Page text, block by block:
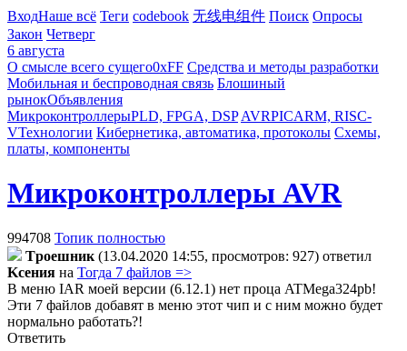
ВходНаше всё Теги codebook 无线电组件 Поиск Опросы
Закон Четверг
6 августа
О смысле всего сущего0xFF Средства и методы разработки
Мобильная и беспроводная связь Блошиный
рынокОбъявления
МикроконтроллерыPLD, FPGA, DSP AVRPICARM, RISC-
VТехнологии Кибернетика, автоматика, протоколы Схемы,
платы, компоненты
Микроконтроллеры AVR
994708 Топик полностью
Tpoeшник (13.04.2020 14:55, просмотров: 927) ответил
Kceния на Тогда 7 файлов =>
В меню IAR моей версии (6.12.1) нет проца ATMega324pb!
Эти 7 файлов добавят в меню этот чип и с ним можно будет
нормально работать?!
Ответить